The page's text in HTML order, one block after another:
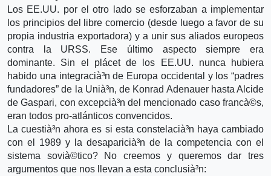
Los EE.UU. por el otro lado se esforzaban a implementar
los principios del libre comercio (desde luego a favor de su
propia industria exportadora) y a unir sus aliados europeos
contra la URSS. Ese último aspecto siempre era
dominante. Sin el plácet de los EE.UU. nunca hubiera
habido una integracià³n de Europa occidental y los “padres
fundadores” de la Unià³n, de Konrad Adenauer hasta Alcide
de Gaspari, con excepcià³n del mencionado caso francà©s,
eran todos pro-atlánticos convencidos.
La cuestià³n ahora es si esta constelacià³n haya cambiado
con el 1989 y la desaparicià³n de la competencia con el
sistema sovià©tico? No creemos y queremos dar tres
argumentos que nos llevan a esta conclusià³n: